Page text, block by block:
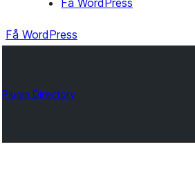
Få WordPress
Få WordPress
Plugin Directory